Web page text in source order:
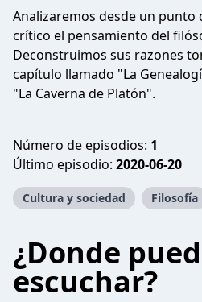
Analizaremos desde un punto
crítico el pensamiento del
Deconstruimos sus razones
capítulo llamado "La
"La Caverna de Platón".
Número de episodios: 1
Último episodio: 2020-06-20
Cultura y sociedad Filosofía
¿Donde
escuchar?